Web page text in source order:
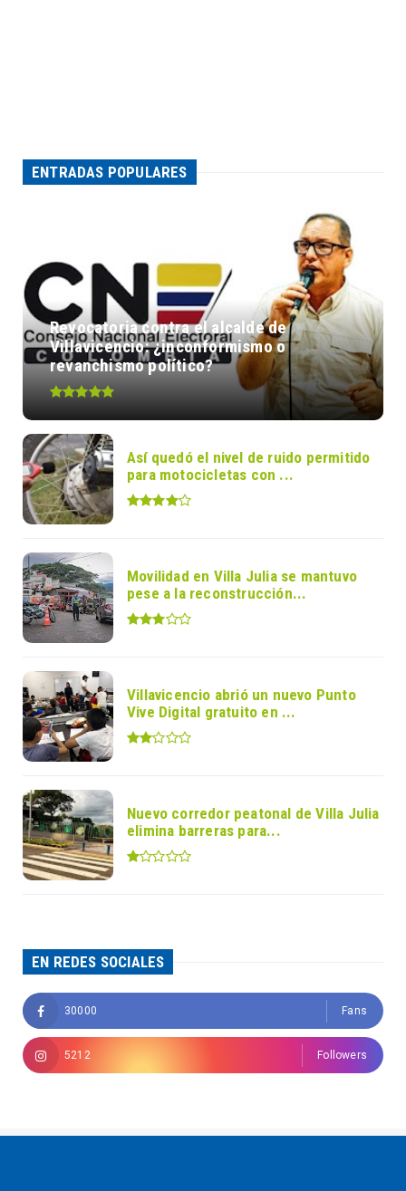
ENTRADAS POPULARES
Revocatoria contra el alcalde de
Villavicencio: ¿inconformismo o
revanchismo político?
Así quedó el nivel de ruido permitido
para motocicletas con ...
Movilidad en Villa Julia se mantuvo
pese a la reconstrucción...
Villavicencio abrió un nuevo Punto
Vive Digital gratuito en ...
Nuevo corredor peatonal de Villa Julia
elimina barreras para...
EN REDES SOCIALES
30000 Fans
5212 Followers